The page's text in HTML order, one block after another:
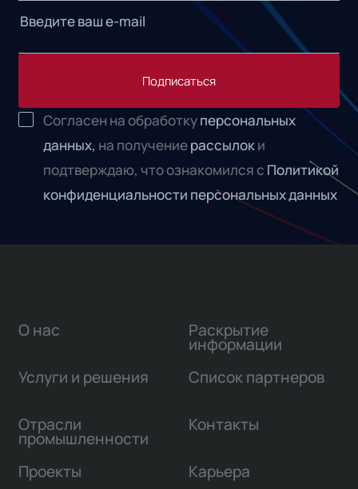
Подписаться
Согласен на обработкуперсональных
данных, на получениерассылоки
подтверждаю, что ознакомился с Политикой
конфиденциальности персональных данных
О нас
Услуги и решения
Отрасли
промышленности
Проекты
Раскрытие
информации
Список партнеров
Контакты
Карьера